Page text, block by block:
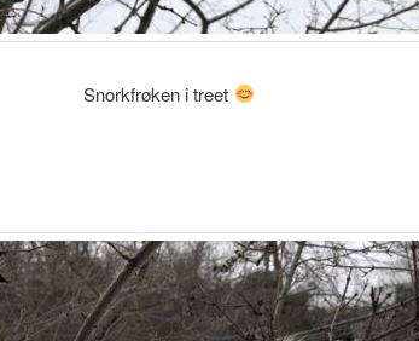
Snorkfrøken i treet